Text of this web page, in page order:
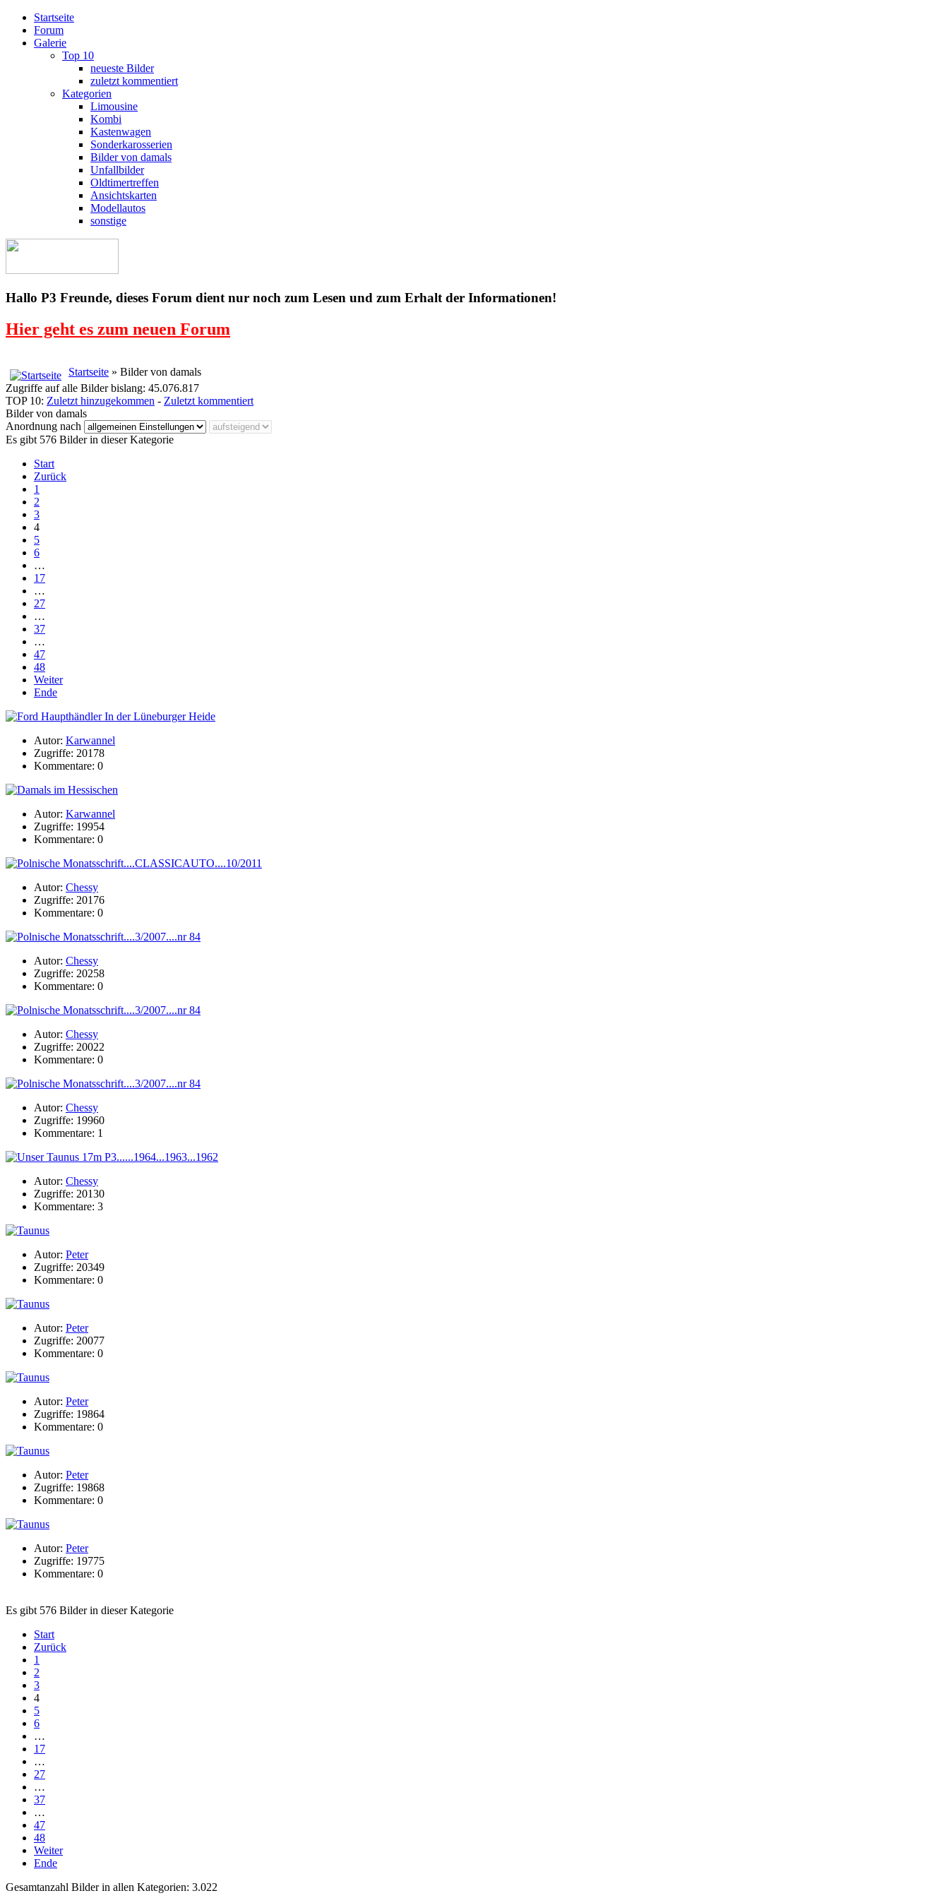
Startseite
Forum
Galerie
Top 10
neueste Bilder
zuletzt kommentiert
Kategorien
Limousine
Kombi
Kastenwagen
Sonderkarosserien
Bilder von damals
Unfallbilder
Oldtimertreffen
Ansichtskarten
Modellautos
sonstige
Hallo P3 Freunde, dieses Forum dient nur noch zum Lesen und zum Erhalt der Informationen!
Hier geht es zum neuen Forum
Startseite » Bilder von damals
Zugriffe auf alle Bilder bislang: 45.076.817
TOP 10: Zuletzt hinzugekommen - Zuletzt kommentiert
Bilder von damals
Anordnung nach
Es gibt 576 Bilder in dieser Kategorie
Start
Zurück
1
2
3
4
5
6
…
17
…
27
…
37
…
47
48
Weiter
Ende
Autor: Karwannel
Zugriffe: 20178
Kommentare: 0
Autor: Karwannel
Zugriffe: 19954
Kommentare: 0
Autor: Chessy
Zugriffe: 20176
Kommentare: 0
Autor: Chessy
Zugriffe: 20258
Kommentare: 0
Autor: Chessy
Zugriffe: 20022
Kommentare: 0
Autor: Chessy
Zugriffe: 19960
Kommentare: 1
Autor: Chessy
Zugriffe: 20130
Kommentare: 3
Autor: Peter
Zugriffe: 20349
Kommentare: 0
Autor: Peter
Zugriffe: 20077
Kommentare: 0
Autor: Peter
Zugriffe: 19864
Kommentare: 0
Autor: Peter
Zugriffe: 19868
Kommentare: 0
Autor: Peter
Zugriffe: 19775
Kommentare: 0
Es gibt 576 Bilder in dieser Kategorie
Start
Zurück
1
2
3
4
5
6
…
17
…
27
…
37
…
47
48
Weiter
Ende
Gesamtanzahl Bilder in allen Kategorien: 3.022